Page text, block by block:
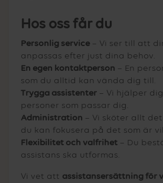
Hos oss får du
Personlig service – Vi ser till att
anpassas efter just dina behov.
En egen kontaktperson – En
som du alltid kan vända dig till.
Trygga assistenter – Vi hjälper
personer som passar dig.
Administration – Vi sköter allt
du kan fokusera på det som är
Flexibilitet och valfrihet – Du
assistans ska utformas.
Vi vet att assistansersättning för